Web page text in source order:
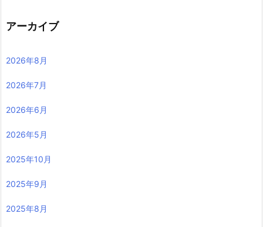
アーカイブ
2026年8月
2026年7月
2026年6月
2026年5月
2025年10月
2025年9月
2025年8月